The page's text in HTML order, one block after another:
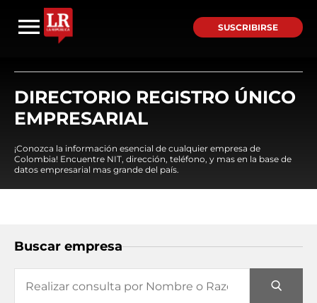
SUSCRIBIRSE
DIRECTORIO REGISTRO ÚNICO
EMPRESARIAL
¡Conozca la información esencial de cualquier empresa de
Colombia! Encuentre NIT, dirección, teléfono, y mas en la base de
datos empresarial mas grande del país.
Buscar empresa